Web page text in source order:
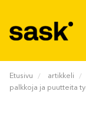
Etusivu artikkeli
palkkoja ja puutteita